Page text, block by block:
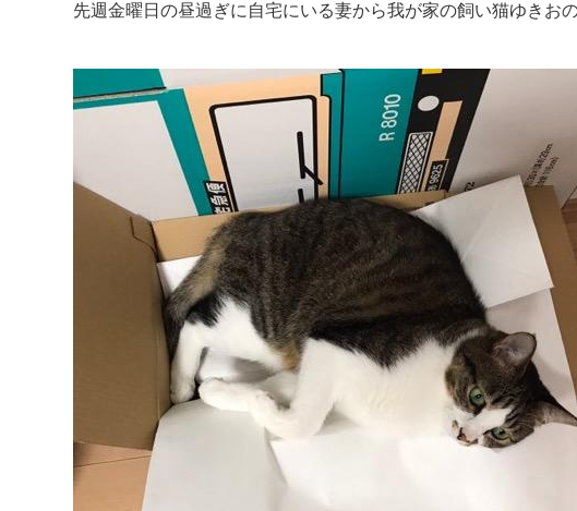
先週金曜日の昼過ぎに自宅にいる妻から我が家の飼い猫ゆきお